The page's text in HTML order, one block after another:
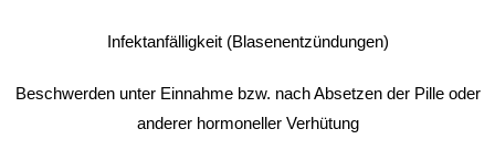
Infektanfälligkeit (Blasenentzündungen)
Beschwerden unter Einnahme bzw. nach Absetzen der Pille oder
anderer hormoneller Verhütung